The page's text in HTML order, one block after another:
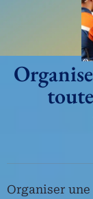
Organiser une